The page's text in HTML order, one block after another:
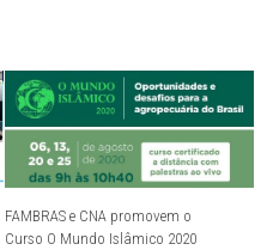
FAMBRAS e CNA promovem o
Curso O Mundo Islâmico 2020